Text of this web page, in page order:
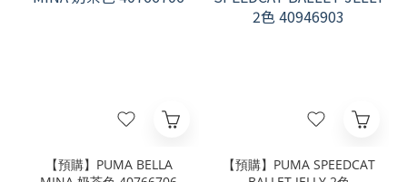
【預購】PUMA BELLA
【預購】PUMA SPEEDCAT